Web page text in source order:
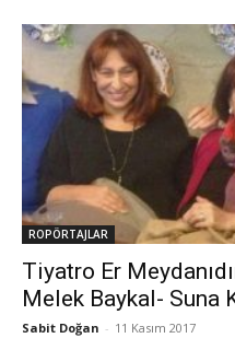
ROPÖRTAJLAR
Tiyatro Er
Melek Baykal- Suna
Sabit Doğan - 11 Kasım 2017